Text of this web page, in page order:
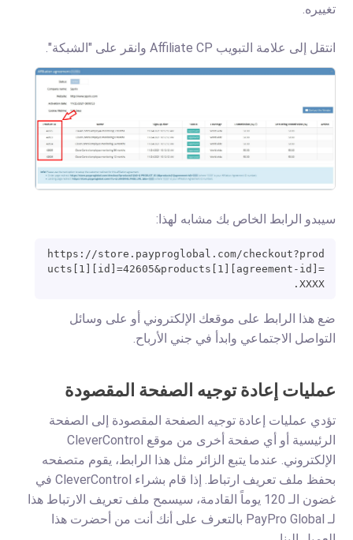
تغييره.
انتقل إلى علامة التبويب Affiliate CP وانقر على "الشبكة".
سيبدو الرابط الخاص بك مشابه لهذا:
https://store.payproglobal.com/checkout?prod
ucts[1][id]=42605&products[1][agreement-id]=
XXXX.
ضع هذا الرابط على موقعك الإلكتروني أو على وسائل
التواصل الاجتماعي وابدأ في جني الأرباح.
عمليات إعادة توجيه الصفحة المقصودة
تؤدي عمليات إعادة توجيه الصفحة المقصودة إلى الصفحة
الرئيسية أو أي صفحة أخرى من موقع CleverControl
الإلكتروني. عندما يتبع الزائر مثل هذا الرابط، يقوم متصفحه
بحفظ ملف تعريف ارتباط. إذا قام بشراء CleverControl في
غضون الـ 120 يوماً القادمة، سيسمح ملف تعريف الارتباط هذا
لـ PayPro Global بالتعرف على أنك أنت من أحضرت هذا